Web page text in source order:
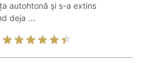
autohtonă și s-a extins
deja ...